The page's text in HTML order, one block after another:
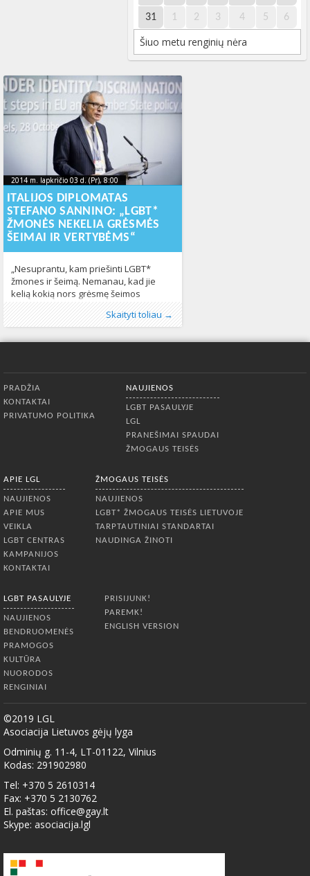
31 1 2 3 4 5 6
Šiuo metu renginių nėra
2014 m. lapkričio 03 d. (Pr), 8:00
2014-11-03T09:28:21+00:00
2014 m. lapkričio 03 d. (Pr), 8:00
2014-11-
03T09:28:21+00:00
ITALIJOS DIPLOMATAS
STEFANO SANNINO: „LGBT*
ŽMONĖS NEKELIA GRĖSMĖS
ŠEIMAI IR VERTYBĖMS“
„Nesuprantu, kam priešinti LGBT*
žmones ir šeimą. Nemanau, kad jie
kelią kokią nors grėsmę šeimos
vertybėms ar heteroseksualioms
šeimoms”, – gūžčioja pečiais Italijos
ambasadorius Europos Sąjungoje (ES)
Stefano Sannino. Jo šalyje, kaip ir
nepaprastai svarbi. Tačiau, diplomato
teigimu, net popiežius Pranciškus ima
atvirai kalbėti šiais
Skaityti toliau →
Publikavo:Aliona, LGL
Kategorijos:Naujienos154
Žymos:Italijos ambasadorius Europos
Sąjungoje,LGBT* asmenys,pagrindiniu teisiu
PRADŽIA
KONTAKTAI
PRIVATUMO POLITIKA
NAUJIENOS
LGBT PASAULYJE
LGL
PRANEŠIMAI SPAUDAI
ŽMOGAUS TEISĖS
APIE LGL
NAUJIENOS
APIE MUS
VEIKLA
LGBT CENTRAS
KAMPANIJOS
KONTAKTAI
ŽMOGAUS TEISĖS
NAUJIENOS
LGBT* ŽMOGAUS TEISĖS LIETUVOJE
TARPTAUTINIAI STANDARTAI
NAUDINGA ŽINOTI
LGBT PASAULYJE
NAUJIENOS
BENDRUOMENĖS
PRAMOGOS
KULTŪRA
NUORODOS
RENGINIAI
PRISIJUNK!
PAREMK!
ENGLISH VERSION
©2019 LGL
Asociacija Lietuvos gėjų lyga
Odminių g. 11-4, LT-01122, Vilnius
Kodas: 291902980
Tel: +370 5 2610314
Fax: +370 5 2130762
El. paštas: office@gay.lt
Skype: asociacija.lgl